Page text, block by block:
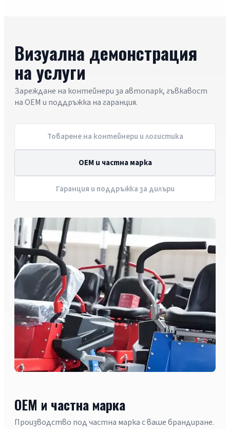
Визуална демонстрация
на услуги
Зареждане на контейнери за автопарк, гъвкавост
на OEM и поддръжка на гаранция.
Товарене на контейнери и логистика
OEM и частна марка
Гаранция и поддръжка за дилъри
OEM и частна марка
Производство под частна марка с ваше брандиране.